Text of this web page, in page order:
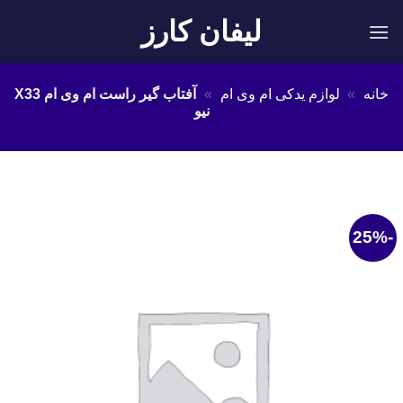
لیفان کارز
خانه » لوازم یدکی ام وی ام »
آفتاب گیر راست ام وی ام X33
نیو
-25%